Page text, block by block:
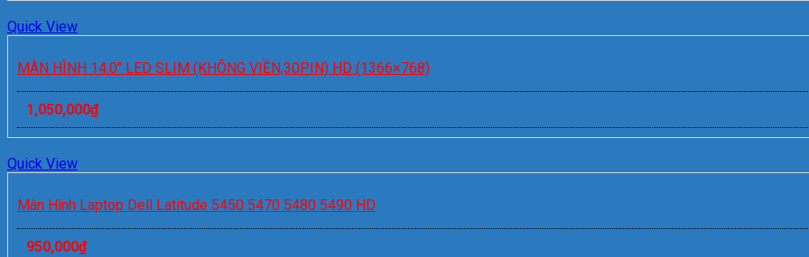
Quick View
MÀN HÌNH 14.0″ LED SLIM (KHÔNG VIỀN,30PIN) HD (1366×768)
1,050,000₫
Quick View
Màn Hình Laptop Dell Latitude 5450 5470 5480 5490 HD
950,000₫